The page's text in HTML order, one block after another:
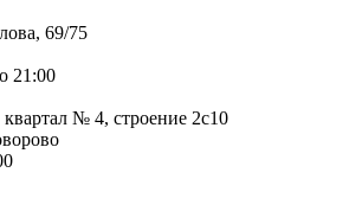
69/75
21:00
№ 4, строение 2с10